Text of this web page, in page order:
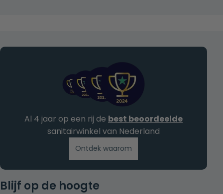
Blijf op de hoogte
Al 4 jaar op een rij de best beoordeelde
sanitairwinkel van Nederland
Ontdek waarom